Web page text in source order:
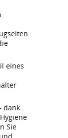
eines
dank
Sie